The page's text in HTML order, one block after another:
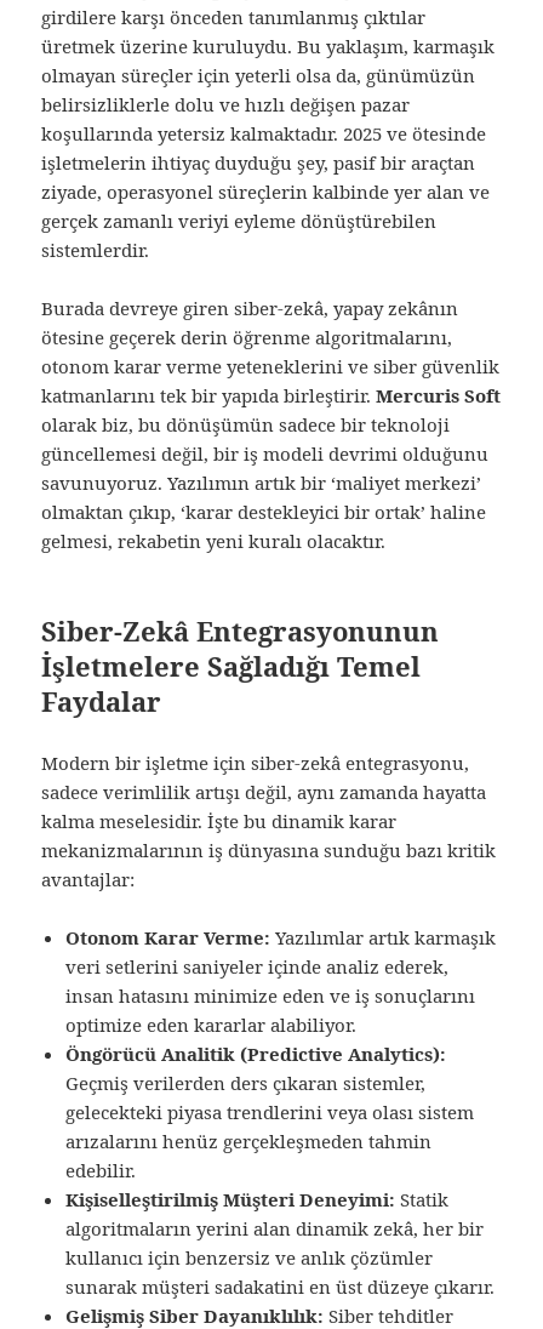
girdilere karşı önceden tanımlanmış çıktılar
üretmek üzerine kuruluydu. Bu yaklaşım, karmaşık
olmayan süreçler için yeterli olsa da, günümüzün
belirsizliklerle dolu ve hızlı değişen pazar
koşullarında yetersiz kalmaktadır. 2025 ve ötesinde
işletmelerin ihtiyaç duyduğu şey, pasif bir araçtan
ziyade, operasyonel süreçlerin kalbinde yer alan ve
gerçek zamanlı veriyi eyleme dönüştürebilen
sistemlerdir.
Burada devreye giren siber-zekâ, yapay zekânın
ötesine geçerek derin öğrenme algoritmalarını,
otonom karar verme yeteneklerini ve siber güvenlik
katmanlarını tek bir yapıda birleştirir.Mercuris Soft
olarak biz, bu dönüşümün sadece bir teknoloji
güncellemesi değil, bir iş modeli devrimi olduğunu
savunuyoruz. Yazılımın artık bir ‘maliyet merkezi’
olmaktan çıkıp, ‘karar destekleyici bir ortak’ haline
gelmesi, rekabetin yeni kuralı olacaktır.
Siber-Zekâ Entegrasyonunun
İşletmelere Sağladığı Temel
Faydalar
Modern bir işletme için siber-zekâ entegrasyonu,
sadece verimlilik artışı değil, aynı zamanda hayatta
kalma meselesidir. İşte bu dinamik karar
mekanizmalarının iş dünyasına sunduğu bazı kritik
avantajlar:
Otonom Karar Verme: Yazılımlar artık karmaşık
veri setlerini saniyeler içinde analiz ederek,
insan hatasını minimize eden ve iş sonuçlarını
optimize eden kararlar alabiliyor.
Öngörücü Analitik (Predictive Analytics):
Geçmiş verilerden ders çıkaran sistemler,
gelecekteki piyasa trendlerini veya olası sistem
arızalarını henüz gerçekleşmeden tahmin
edebilir.
Kişiselleştirilmiş Müşteri Deneyimi: Statik
algoritmaların yerini alan dinamik zekâ, her bir
kullanıcı için benzersiz ve anlık çözümler
sunarak müşteri sadakatini en üst düzeye çıkarır.
Gelişmiş Siber Dayanıklılık: Siber tehditler